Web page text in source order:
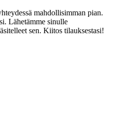
mahdollisimman pian.
Lähetämme sinulle
sen. Kiitos tilauksestasi!